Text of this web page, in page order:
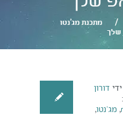
מתכנת מג’נטו
שלך
דורון
, מג'נטו,